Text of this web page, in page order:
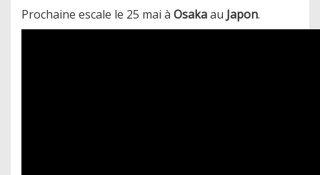
Prochaine escale le 25 mai à Osakaau Japon.